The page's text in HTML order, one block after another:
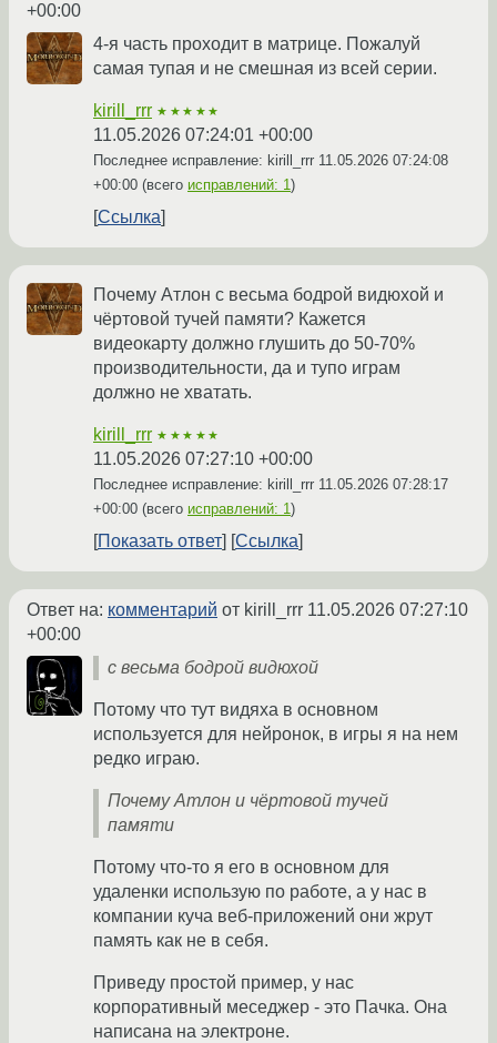
+00:00
4-я часть проходит в матрице. Пожалуй
самая тупая и не смешная из всей серии.
kirill_rrr ★★★★★
11.05.2026 07:24:01 +00:00
Последнее исправление: kirill_rrr 11.05.2026 07:24:08
+00:00 (всего исправлений: 1)
Ссылка
Почему Атлон с весьма бодрой видюхой и
чёртовой тучей памяти? Кажется
видеокарту должно глушить до 50-70%
производительности, да и тупо играм
должно не хватать.
kirill_rrr ★★★★★
11.05.2026 07:27:10 +00:00
Последнее исправление: kirill_rrr 11.05.2026 07:28:17
+00:00 (всего исправлений: 1)
Показать ответ Ссылка
Ответ на: комментарий от kirill_rrr 11.05.2026 07:27:10
+00:00
с весьма бодрой видюхой
Потому что тут видяха в основном
используется для нейронок, в игры я на нем
редко играю.
Почему Атлон и чёртовой тучей
памяти
Потому что-то я его в основном для
удаленки использую по работе, а у нас в
компании куча веб-приложений они жрут
память как не в себя.
Приведу простой пример, у нас
корпоративный меcеджер - это Пачка. Она
написана на электроне.